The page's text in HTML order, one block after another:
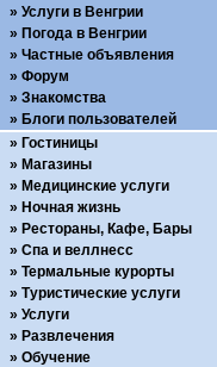
Услуги в Венгрии
Погода в Венгрии
Частные объявления
Форум
Знакомства
Блоги пользователей
Гостиницы
Магазины
Медицинские услуги
Ночная жизнь
Рестораны, Кафе, Бары
Спа и веллнесс
Термальные курорты
Туристические услуги
Услуги
Развлечения
Обучение